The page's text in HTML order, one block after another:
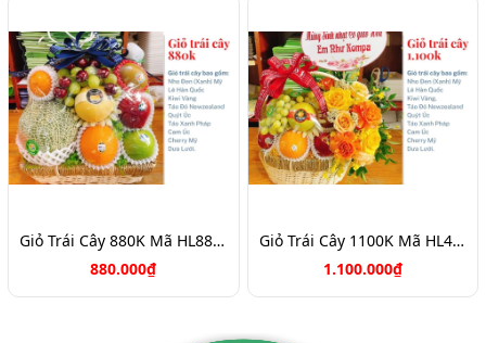
Giỏ Trái Cây 880K Mã HL8888
880.000₫
Giỏ Trái Cây 1100K Mã HL4116
1.100.000₫